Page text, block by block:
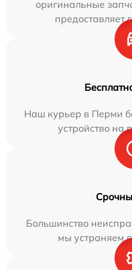
оригинальные
предоставляет
Наш курьер в Перми
устройство на
Большинство
мы устраняем